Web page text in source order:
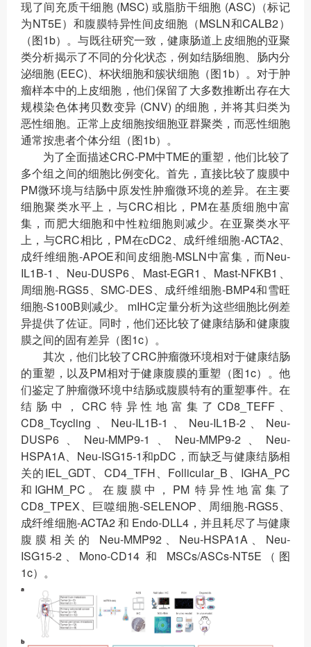
现了间充质干细胞 (MSC) 或脂肪干细胞 (ASC)（标记
为NT5E）和腹膜特异性间皮细胞（MSLN和CALB2）
（图1b）。与既往研究一致，健康肠道上皮细胞的亚聚
类分析揭示了不同的分化状态，例如结肠细胞、肠内分
泌细胞 (EEC)、杯状细胞和簇状细胞（图1b）。对于肿
瘤样本中的上皮细胞，他们保留了大多数推断出存在大
规模染色体拷贝数变异 (CNV) 的细胞，并将其归类为
恶性细胞。正常上皮细胞按细胞亚群聚类，而恶性细胞
通常按患者个体分组（图1b）。
为了全面描述CRC-PM中TME的重塑，他们比较了
多个组之间的细胞比例变化。首先，直接比较了腹膜中
PM微环境与结肠中原发性肿瘤微环境的差异。在主要
细胞聚类水平上，与CRC相比，PM在基质细胞中富
集，而肥大细胞和中性粒细胞则减少。在亚聚类水平
上，与CRC相比，PM在cDC2、成纤维细胞-ACTA2、
成纤维细胞-APOE和间皮细胞-MSLN中富集，而Neu-
IL1B-1、Neu-DUSP6、Mast-EGR1、Mast-NFKB1、
周细胞-RGS5、SMC-DES、成纤维细胞-BMP4和雪旺
细胞-S100B则减少。 mIHC定量分析为这些细胞比例差
异提供了佐证。同时，他们还比较了健康结肠和健康腹
膜之间的固有差异（图1c）。
其次，他们比较了CRC肿瘤微环境相对于健康结肠
的重塑，以及PM相对于健康腹膜的重塑（图1c）。他
们鉴定了肿瘤微环境中结肠或腹膜特有的重塑事件。在
结肠中，CRC特异性地富集了CD8_TEFF、
CD8_Tcycling、Neu-IL1B-1、Neu-IL1B-2、Neu-
DUSP6、Neu-MMP9-1、Neu-MMP9-2、Neu-
HSPA1A、Neu-ISG15-1和pDC，而缺乏与健康结肠相
关的IEL_GDT、CD4_TFH、Follicular_B、IGHA_PC
和IGHM_PC。在腹膜中，PM 特异性地富集了
CD8_TPEX、巨噬细胞-SELENOP、周细胞-RGS5、
成纤维细胞-ACTA2 和 Endo-DLL4，并且耗尽了与健康
腹膜相关的 Neu-MMP92、Neu-HSPA1A、Neu-
ISG15-2、Mono-CD14 和 MSCs/ASCs-NT5E（图
1c）。